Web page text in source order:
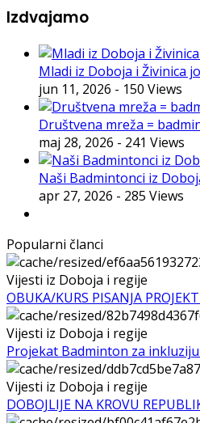
Izdvajamo
Mladi iz Doboja i Živinica
jun 11, 2026 - 150 Views
Društvena mreža =
maj 28, 2026 - 241 Views
Naši Badmintonci iz
apr 27, 2026 - 285 Views
Popularni članci
Vijesti iz Doboja i regije
OBUKA/KURS PISANJA
Vijesti iz Doboja i regije
Projekat Badminton za
Vijesti iz Doboja i regije
DOBOJLIJE NA KROVU